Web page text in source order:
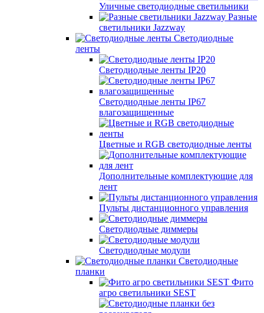
Уличные светодиодные светильники
Разные
светильники Jazzway
Светодиодные
ленты
Светодиодные ленты IP20
Светодиодные ленты IP67
влагозащищенные
Цветные и RGB светодиодные ленты
Дополнительные комплектующие для
лент
Пульты дистанционного управления
Светодиодные диммеры
Светодиодные модули
Светодиодные
планки
Фито
агро светильники SEST